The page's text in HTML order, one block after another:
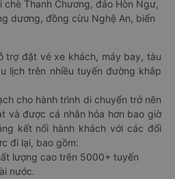
chè Thanh Chương, đảo Hòn Ngư,
dương, đồng cừu Nghệ An, biển
trợ đặt vé xe khách, máy bay, tàu
lịch trên nhiều tuyến đường khắp
cho hành trình di chuyển trở nên
và được cá nhân hóa hơn bao giờ
kết nối hành khách với các đối
đi lại, bao gồm:
lượng cao trên 5000+ tuyến
nước.